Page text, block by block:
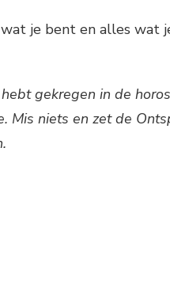
je bent en alles wat
gekregen in de
Mis niets en zet de